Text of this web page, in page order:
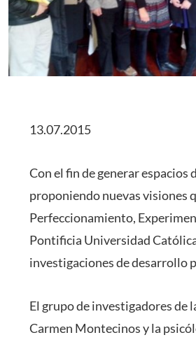
13.07.2015
Con el fin de generar
proponiendo nuevas visiones
Perfeccionamiento,
Pontificia Universidad
investigaciones de desarrollo
El grupo de investigadores de
Carmen Montecinos y la